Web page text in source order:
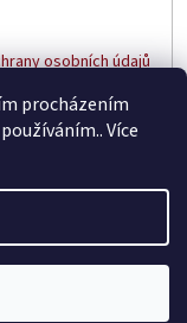
procházením
Více
osobních údajů
práva vyhrazena.